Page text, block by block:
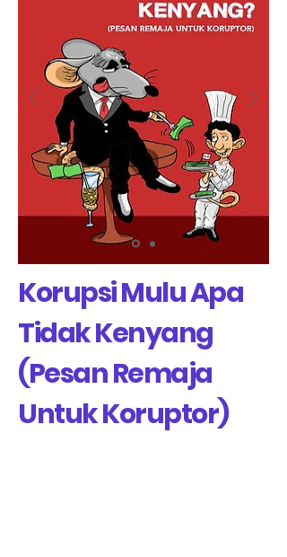
Korupsi Mulu Apa
Tidak Kenyang
(Pesan Remaja
Untuk Koruptor)